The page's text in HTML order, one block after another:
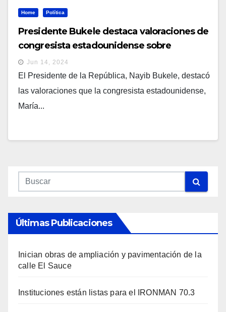
Home Política
Presidente Bukele destaca valoraciones de
congresista estadounidense sobre
transformaciones en El Salvador
Jun 14, 2024
El Presidente de la República, Nayib Bukele, destacó
las valoraciones que la congresista estadounidense,
María...
Últimas Publicaciones
Inician obras de ampliación y pavimentación de la
calle El Sauce
Instituciones están listas para el IRONMAN 70.3